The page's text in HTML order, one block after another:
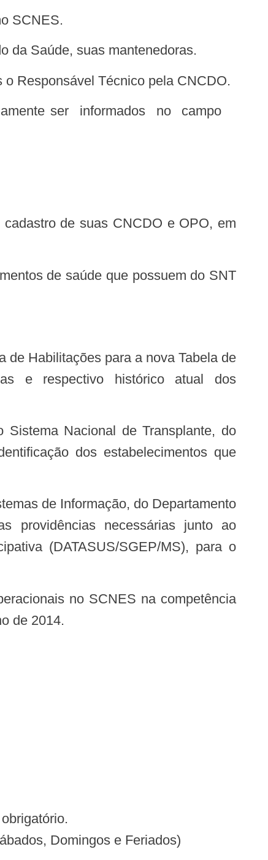
SCNES.
da Saúde, suas mantenedoras.
o Responsável Técnico pela CNCDO.
e respectivo histórico atual dos
dos estabelecimentos que
providências necessárias junto ao
(DATASUS/SGEP/MS), para o
de 2014.
Domingos e Feriados)